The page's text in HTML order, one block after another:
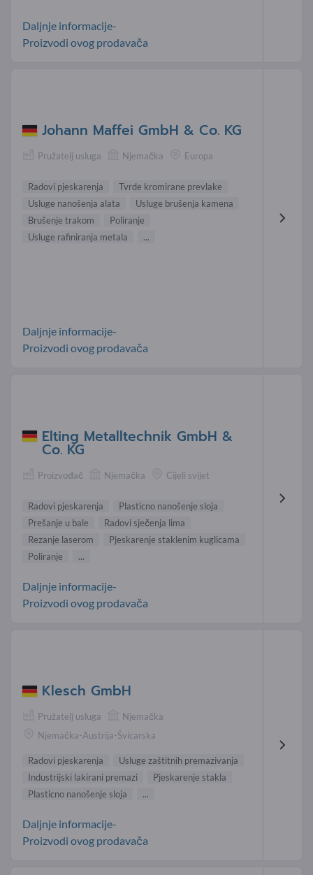
Daljnje informacije-
Proizvodi ovog prodavača
Johann Maffei GmbH & Co. KG
Pružatelj usluga Njemačka Europa
Radovi pjeskarenja
Tvrde kromirane prevlake
Usluge nanošenja alata
Usluge brušenja kamena
Brušenje trakom
Poliranje
Usluge rafiniranja metala
...
Daljnje informacije-
Proizvodi ovog prodavača
Elting Metalltechnik GmbH &
Co. KG
Proizvođač Njemačka Cijeli svijet
Radovi pjeskarenja
Plasticno nanošenje sloja
Prešanje u bale
Radovi sječenja lima
Rezanje laserom
Pjeskarenje staklenim kuglicama
Poliranje
...
Daljnje informacije-
Proizvodi ovog prodavača
Klesch GmbH
Pružatelj usluga
Njemačka
Njemačka-Austrija-Švicarska
Radovi pjeskarenja
Usluge zaštitnih premazivanja
Industrijski lakirani premazi
Pjeskarenje stakla
Plasticno nanošenje sloja
...
Daljnje informacije-
Proizvodi ovog prodavača